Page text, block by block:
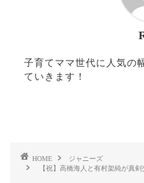
子育てママ世代に人気の
ていきます！
HOME
ジャニーズ
【祝】高橋海人と有村架純が真